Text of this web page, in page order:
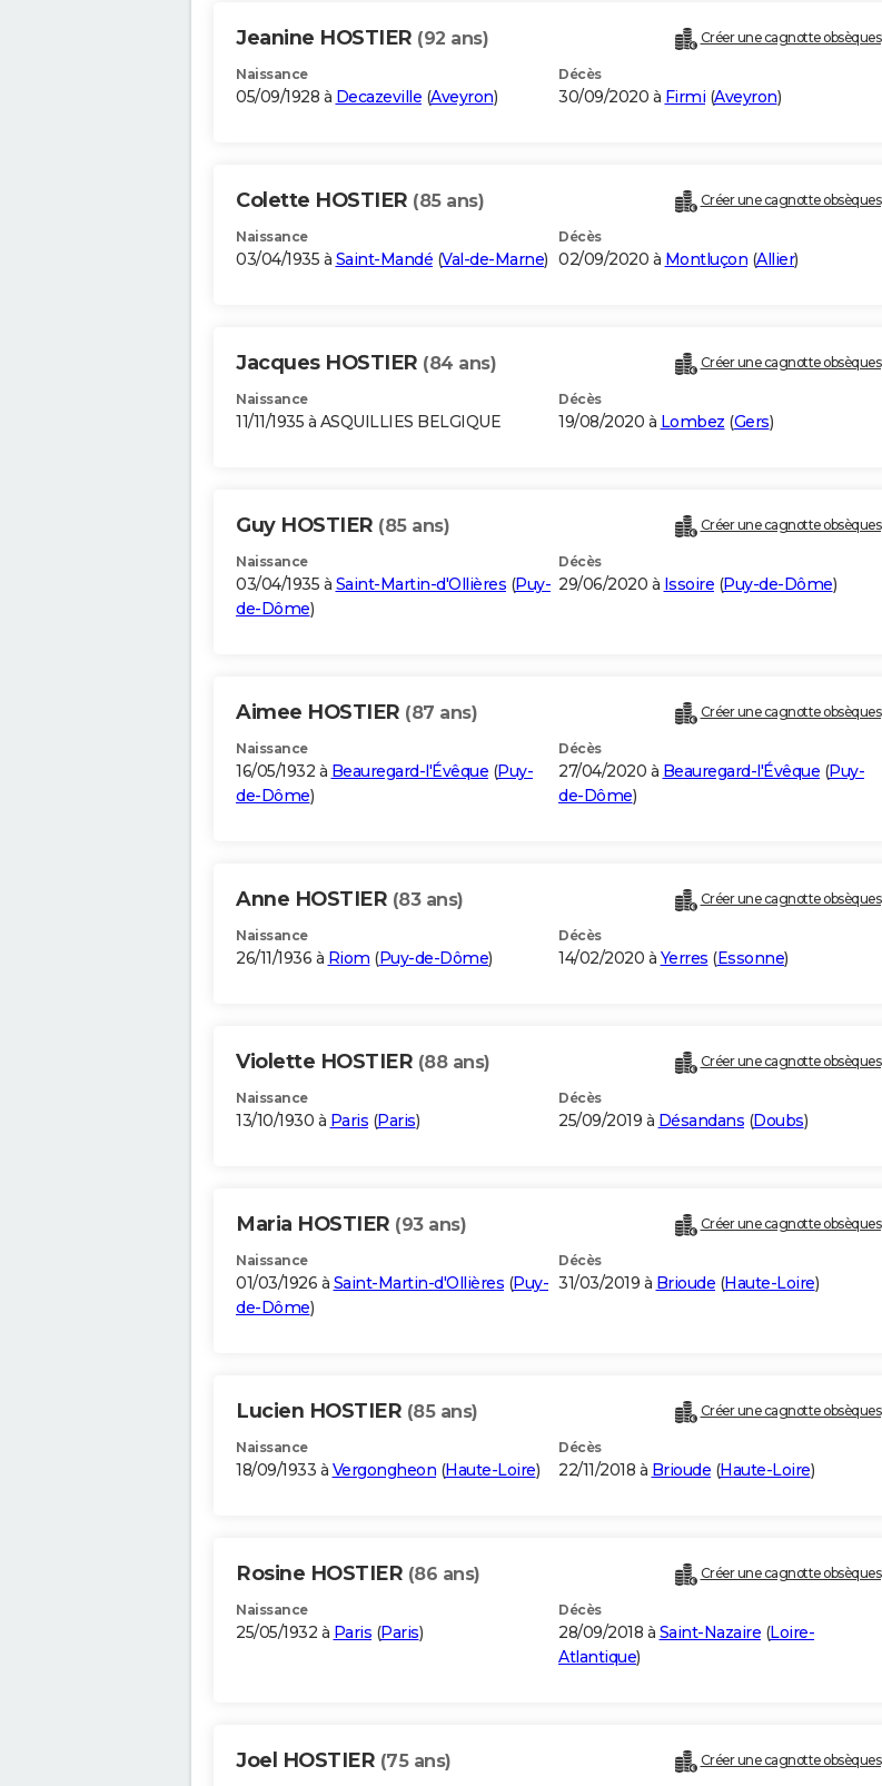
Jeanine HOSTIER (92 ans) Créer une cagnotte obsèques
Naissance
05/09/1928 à Decazeville (Aveyron)
Décès
30/09/2020 à Firmi (Aveyron)
Colette HOSTIER (85 ans) Créer une cagnotte obsèques
Naissance
03/04/1935 à Saint-Mandé (Val-de-Marne)
Décès
02/09/2020 à Montluçon (Allier)
Jacques HOSTIER (84 ans) Créer une cagnotte obsèques
Naissance
11/11/1935 à ASQUILLIES BELGIQUE
Décès
19/08/2020 à Lombez (Gers)
Guy HOSTIER (85 ans) Créer une cagnotte obsèques
Naissance
03/04/1935 à Saint-Martin-d'Ollières (Puy-
de-Dôme)
Décès
29/06/2020 à Issoire (Puy-de-Dôme)
Aimee HOSTIER (87 ans) Créer une cagnotte obsèques
Naissance
16/05/1932 à Beauregard-l'Évêque (Puy-
de-Dôme)
Décès
27/04/2020 à Beauregard-l'Évêque (Puy-
de-Dôme)
Anne HOSTIER (83 ans) Créer une cagnotte obsèques
Naissance
26/11/1936 à Riom (Puy-de-Dôme)
Décès
14/02/2020 à Yerres (Essonne)
Violette HOSTIER (88 ans) Créer une cagnotte obsèques
Naissance
13/10/1930 à Paris (Paris)
Décès
25/09/2019 à Désandans (Doubs)
Maria HOSTIER (93 ans) Créer une cagnotte obsèques
Naissance
01/03/1926 à Saint-Martin-d'Ollières (Puy-
de-Dôme)
Décès
31/03/2019 à Brioude (Haute-Loire)
Lucien HOSTIER (85 ans) Créer une cagnotte obsèques
Naissance
18/09/1933 à Vergongheon (Haute-Loire)
Décès
22/11/2018 à Brioude (Haute-Loire)
Rosine HOSTIER (86 ans) Créer une cagnotte obsèques
Naissance
25/05/1932 à Paris (Paris)
Décès
28/09/2018 à Saint-Nazaire (Loire-
Atlantique)
Joel HOSTIER (75 ans) Créer une cagnotte obsèques